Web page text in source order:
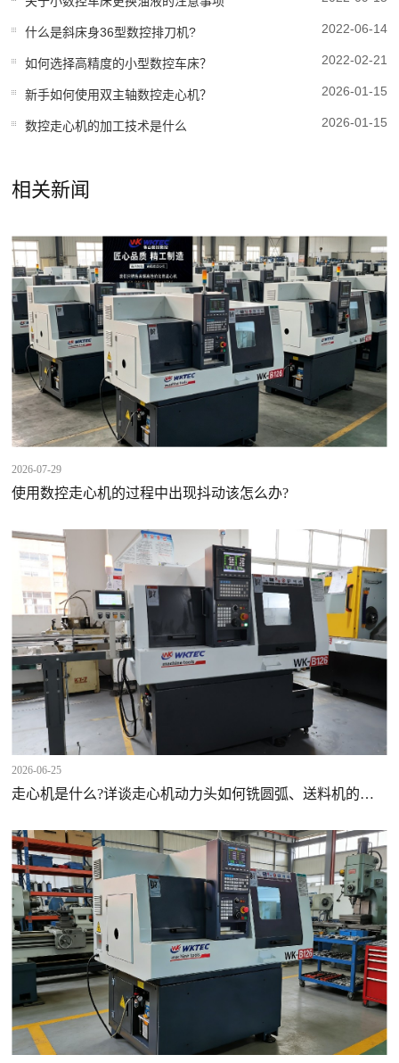
什么是斜床身36型数控排刀机? 2022-06-14
如何选择高精度的小型数控车床？ 2022-02-21
新手如何使用双主轴数控走心机？ 2026-01-15
数控走心机的加工技术是什么 2026-01-15
相关新闻
2026-07-29
使用数控走心机的过程中出现抖动该怎么办?
2026-06-25
走心机是什么?详谈走心机动力头如何铣圆弧、送料机的安